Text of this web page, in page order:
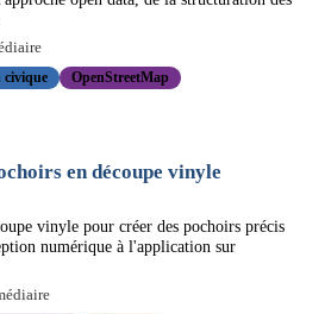
civique OpenStreetMap
en découpe vinyle
vinyle pour créer des pochoirs précis
numérique à l'application sur